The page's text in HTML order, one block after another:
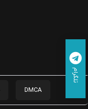
DMCA
تلگرام